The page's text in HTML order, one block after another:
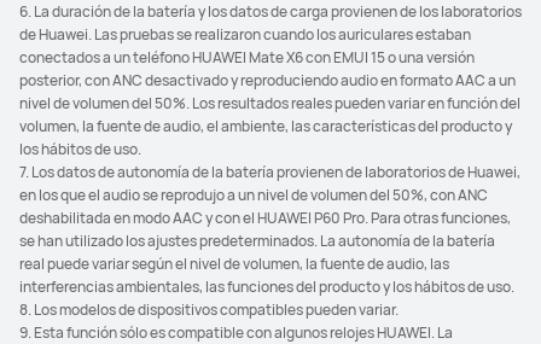
6. La duración de la batería y los datos de carga provienen de los laboratorios
de Huawei. Las pruebas se realizaron cuando los auriculares estaban
conectados a un teléfono HUAWEI Mate X6 con EMUI 15 o una versión
posterior, con ANC desactivado y reproduciendo audio en formato AAC a un
nivel de volumen del 50%. Los resultados reales pueden variar en función del
volumen, la fuente de audio, el ambiente, las características del producto y
los hábitos de uso.
7. Los datos de autonomía de la batería provienen de laboratorios de Huawei,
en los que el audio se reprodujo a un nivel de volumen del 50%, con ANC
deshabilitada en modo AAC y con el HUAWEI P60 Pro. Para otras funciones,
se han utilizado los ajustes predeterminados. La autonomía de la batería
real puede variar según el nivel de volumen, la fuente de audio, las
interferencias ambientales, las funciones del producto y los hábitos de uso.
8. Los modelos de dispositivos compatibles pueden variar.
9. Esta función sólo es compatible con algunos relojes HUAWEI. La